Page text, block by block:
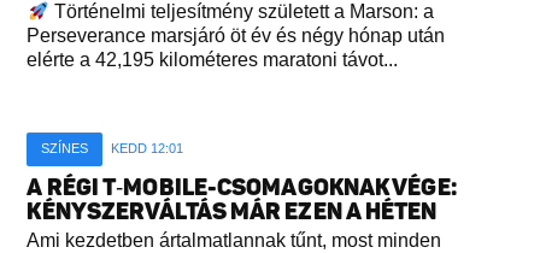
Történelmi teljesítmény született a Marson: a
Perseverance marsjáró öt év és négy hónap után
elérte a 42,195 kilométeres maratoni távot...
SZÍNES KEDD 12:01
A RÉGI T‑MOBILE-CSOMAGOKNAK VÉGE:
KÉNYSZERVÁLTÁS MÁR EZEN A HÉTEN
Ami kezdetben ártalmatlannak tűnt, most minden